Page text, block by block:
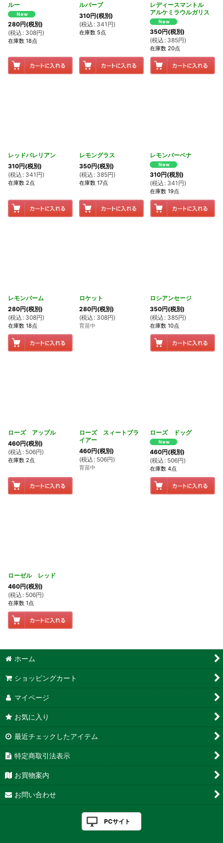
ルー
280円(税別)
(税込 : 308円)
在庫数 18点
ルバーブ
310円(税別)
(税込 : 341 円)
在庫数 5点
レディースマントル
アルケミラウルガリス
350円(税別)
(税込 : 385円)
在庫数 20点
レッドバレリアン
310円(税別)
(税込 : 341 円)
在庫数 2点
レモングラス
350円(税別)
(税込 : 385円)
在庫数 17点
レモンバーベナ
310円(税別)
(税込 : 341 円)
在庫数 19点
レモンバーム
280円(税別)
(税込 : 308円)
在庫数 18点
ロケット
280円(税別)
(税込 : 308円)
育苗中
ロシアンセージ
350円(税別)
(税込 : 385円)
在庫数 10点
ローズ アップル
460円(税別)
(税込 : 506円)
在庫数 2点
ローズ スィートブラ
イアー
460円(税別)
(税込 : 506円)
育苗中
ローズ ドッグ
460円(税別)
(税込 : 506円)
在庫数 4点
ローゼル レッド
460円(税別)
(税込 : 506円)
在庫数 1点
ホーム
ショッピングカート
マイページ
お気に入り
最近チェックしたアイテム
特定商取引法表示
お買物案内
お問い合わせ
PCサイト